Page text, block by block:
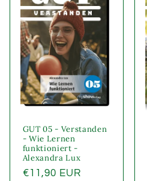
GUT 05 - Verstanden
- Wie Lernen
funktioniert -
Alexandra Lux
Normaler
€11,90 EUR